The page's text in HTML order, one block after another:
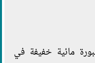
مائية خفيفة في